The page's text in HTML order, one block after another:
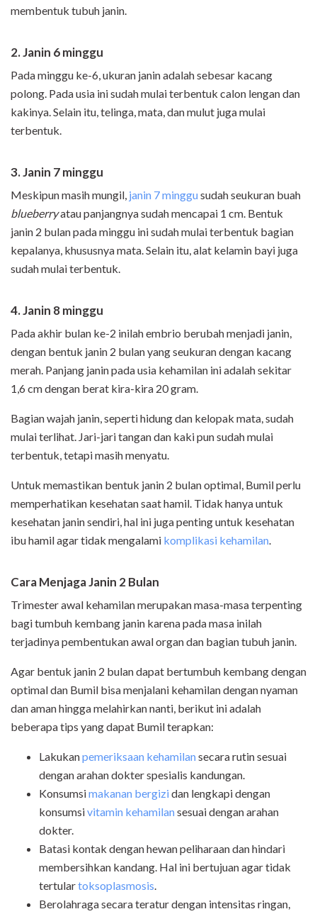
membentuk tubuh janin.
2. Janin 6 minggu
Pada minggu ke-6, ukuran janin adalah sebesar kacang
polong. Pada usia ini sudah mulai terbentuk calon lengan dan
kakinya. Selain itu, telinga, mata, dan mulut juga mulai
terbentuk.
3. Janin 7 minggu
Meskipun masih mungil, janin 7 minggusudah seukuran buah
blueberryatau panjangnya sudah mencapai 1 cm. Bentuk
janin 2 bulan pada minggu ini sudah mulai terbentuk bagian
kepalanya, khususnya mata. Selain itu, alat kelamin bayi juga
sudah mulai terbentuk.
4. Janin 8 minggu
Pada akhir bulan ke-2 inilah embrio berubah menjadi janin,
dengan bentuk janin 2 bulan yang seukuran dengan kacang
merah. Panjang janin pada usia kehamilan ini adalah sekitar
1,6 cm dengan berat kira-kira 20 gram.
Bagian wajah janin, seperti hidung dan kelopak mata, sudah
mulai terlihat. Jari-jari tangan dan kaki pun sudah mulai
terbentuk, tetapi masih menyatu.
Untuk memastikan bentuk janin 2 bulan optimal, Bumil perlu
memperhatikan kesehatan saat hamil. Tidak hanya untuk
kesehatan janin sendiri, hal ini juga penting untuk kesehatan
ibu hamil agar tidak mengalami komplikasi kehamilan.
Cara Menjaga Janin 2 Bulan
Trimester awal kehamilan merupakan masa-masa terpenting
bagi tumbuh kembang janin karena pada masa inilah
terjadinya pembentukan awal organ dan bagian tubuh janin.
Agar bentuk janin 2 bulan dapat bertumbuh kembang dengan
optimal dan Bumil bisa menjalani kehamilan dengan nyaman
dan aman hingga melahirkan nanti, berikut ini adalah
beberapa tips yang dapat Bumil terapkan:
Lakukanpemeriksaan kehamilansecara rutin sesuai
dengan arahan dokter spesialis kandungan.
Konsumsimakanan bergizidan lengkapi dengan
konsumsivitamin kehamilansesuai dengan arahan
dokter.
Batasi kontak dengan hewan peliharaan dan hindari
membersihkan kandang. Hal ini bertujuan agar tidak
tertulartoksoplasmosis.
Berolahraga secara teratur dengan intensitas ringan,